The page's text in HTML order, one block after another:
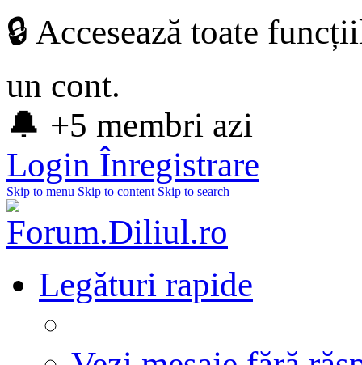
🔒 Accesează toate
un cont.
🔔 +5 membri azi
Login Înregistrare
Skip to menu Skip to content Skip to search
Legături rapide